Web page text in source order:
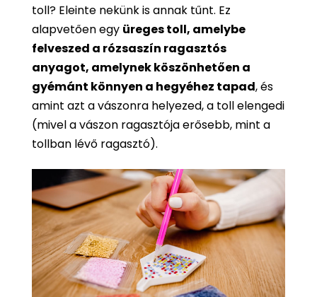
toll? Eleinte nekünk is annak tűnt. Ez
alapvetően egy üreges toll, amelybe
felveszed a rózsaszín ragasztós
anyagot, amelynek köszönhetően a
gyémánt könnyen a hegyéhez tapad, és
amint azt a vászonra helyezed, a toll elengedi
(mivel a vászon ragasztója erősebb, mint a
tollban lévő ragasztó).